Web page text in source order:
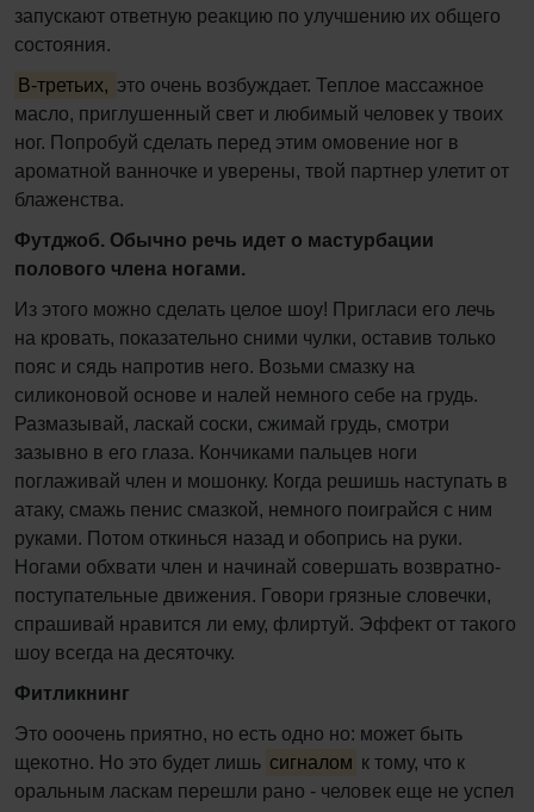
запускают ответную реакцию по улучшению их общего
состояния.
В-третьих, это очень возбуждает. Теплое массажное
масло, приглушенный свет и любимый человек у твоих
ног. Попробуй сделать перед этим омовение ног в
ароматной ванночке и уверены, твой партнер улетит от
блаженства.
Футджоб. Обычно речь идет о мастурбации
полового члена ногами.
Из этого можно сделать целое шоу! Пригласи его лечь
на кровать, показательно сними чулки, оставив только
пояс и сядь напротив него. Возьми смазку на
силиконовой основе и налей немного себе на грудь.
Размазывай, ласкай соски, сжимай грудь, смотри
зазывно в его глаза. Кончиками пальцев ноги
поглаживай член и мошонку. Когда решишь наступать в
атаку, смажь пенис смазкой, немного поиграйся с ним
руками. Потом откинься назад и обопрись на руки.
Ногами обхвати член и начинай совершать возвратно-
поступательные движения. Говори грязные словечки,
спрашивай нравится ли ему, флиртуй. Эффект от такого
шоу всегда на десяточку.
Фитликнинг
Это ооочень приятно, но есть одно но: может быть
щекотно. Но это будет лишь сигналом к тому, что к
оральным ласкам перешли рано - человек еще не успел